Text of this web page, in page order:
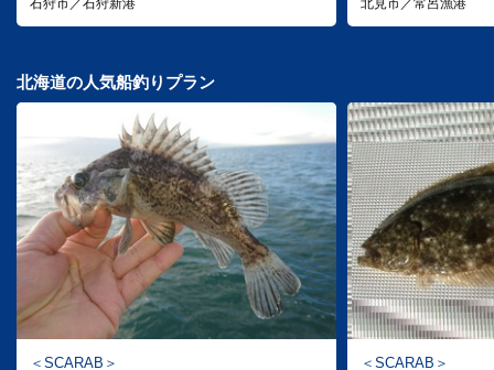
石狩市／石狩新港 北見市／常呂漁港
北海道の人気船釣りプラン
SCARAB SCARAB